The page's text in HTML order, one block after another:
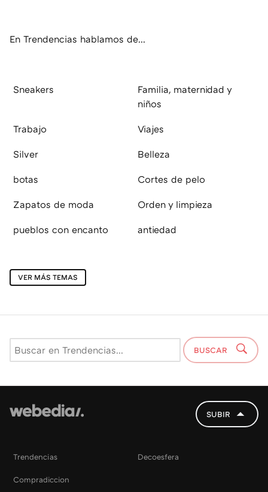
En Trendencias hablamos de...
Sneakers
Familia, maternidad y
niños
Trabajo Viajes
Silver Belleza
botas Cortes de pelo
Zapatos de moda Orden y limpieza
pueblos con encanto antiedad
VER MÁS TEMAS
BUSCAR
SUBIR
Trendencias Decoesfera
Compradiccion